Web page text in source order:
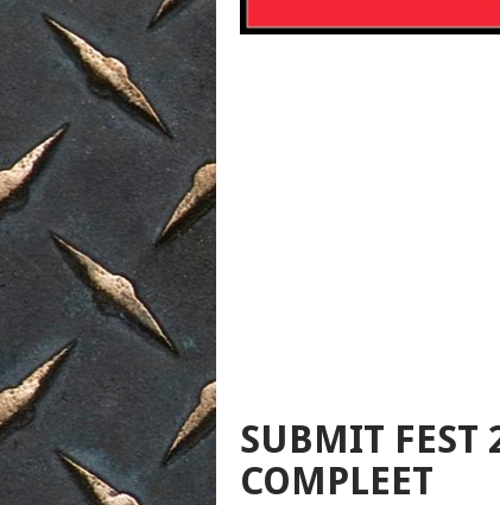
SUBMIT FEST
COMPLEET